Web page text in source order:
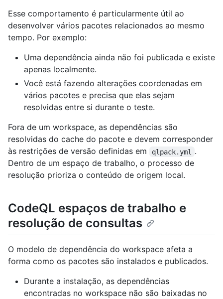
Esse comportamento é particularmente útil ao
desenvolver vários pacotes relacionados ao mesmo
tempo. Por exemplo:
Uma dependência ainda não foi publicada e existe
apenas localmente.
Você está fazendo alterações coordenadas em
vários pacotes e precisa que elas sejam
resolvidas entre si durante o teste.
Fora de um workspace, as dependências são
resolvidas do cache do pacote e devem corresponder
às restrições de versão definidas em
qlpack.yml
.
Dentro de um espaço de trabalho, o processo de
resolução prioriza o conteúdo de origem local.
CodeQL espaços de trabalho e
resolução de consultas
O modelo de dependência do workspace afeta a
forma como os pacotes são instalados e publicados.
Durante a instalação, as dependências
encontradas no workspace não são baixadas no